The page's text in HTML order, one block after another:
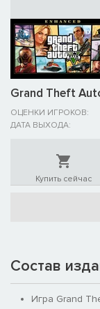
Grand Theft
ОЦЕНКИ ИГРОКОВ:
ДАТА ВЫХОДА:
Купить сейчас
Состав
Игра Grand